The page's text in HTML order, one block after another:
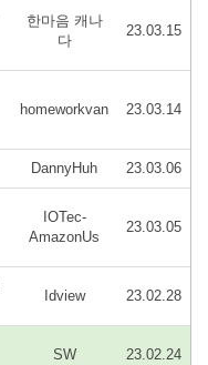
한마음 캐나
다
23.03.15
homeworkvan 23.03.14
DannyHuh 23.03.06
IOTec-
AmazonUs
23.03.05
Idview 23.02.28
SW 23.02.24